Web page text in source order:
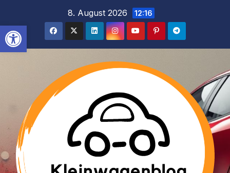
Werkzeugleiste öffnen
springen
8. August 2026 12:16